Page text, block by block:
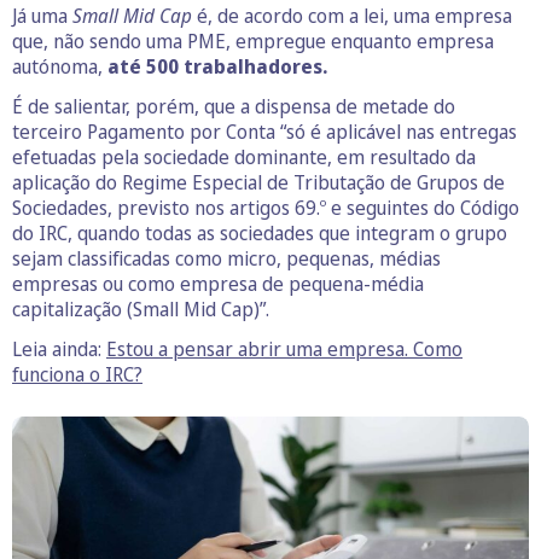
Já uma Small Mid Cap é, de acordo com a lei, uma empresa
que, não sendo uma PME, empregue enquanto empresa
autónoma, até 500 trabalhadores.
É de salientar, porém, que a dispensa de metade do
terceiro Pagamento por Conta “só é aplicável nas entregas
efetuadas pela sociedade dominante, em resultado da
aplicação do Regime Especial de Tributação de Grupos de
Sociedades, previsto nos artigos 69.º e seguintes do Código
do IRC, quando todas as sociedades que integram o grupo
sejam classificadas como micro, pequenas, médias
empresas ou como empresa de pequena-média
capitalização (Small Mid Cap)”.
Leia ainda: Estou a pensar abrir uma empresa. Como
funciona o IRC?